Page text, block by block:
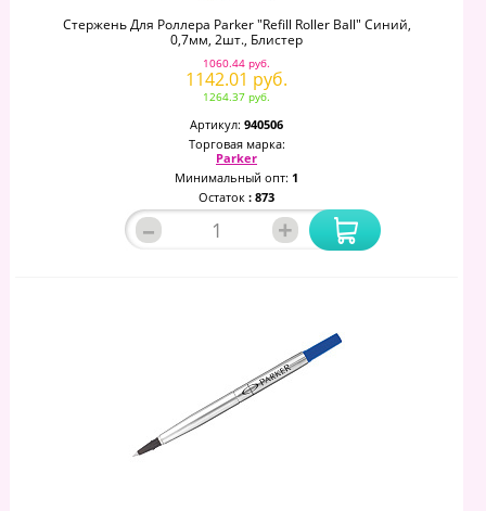
Стержень Для Роллера Parker "Refill Roller Ball" Синий,
0,7мм, 2шт., Блистер
1060.44 руб.
1142.01 руб.
1264.37 руб.
Артикул: 940506
Торговая марка:
Parker
Минимальный опт: 1
Остаток : 873
– +